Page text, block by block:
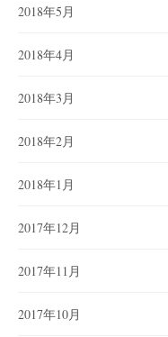
2018年5月
2018年4月
2018年3月
2018年2月
2018年1月
2017年12月
2017年11月
2017年10月